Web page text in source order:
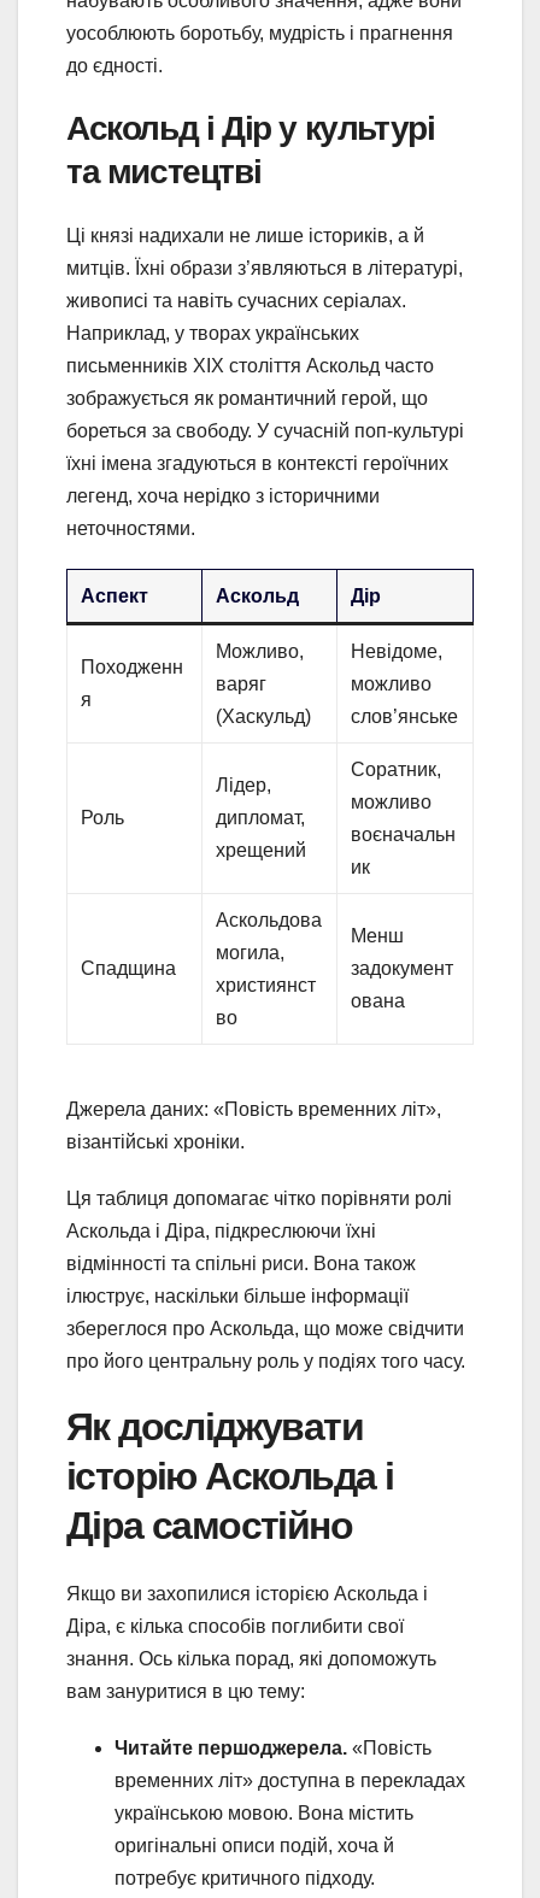
уособлюють боротьбу, мудрість і прагнення
до єдності.
Аскольд і Дір у культурі
та мистецтві
Ці князі надихали не лише істориків, а й
митців. Їхні образи з’являються в літературі,
живописі та навіть сучасних серіалах.
Наприклад, у творах українських
письменників XIX століття Аскольд часто
зображується як романтичний герой, що
бореться за свободу. У сучасній поп-культурі
їхні імена згадуються в контексті героїчних
легенд, хоча нерідко з історичними
неточностями.
Аспект Аскольд Дір
Походженн
я
Можливо,
варяг
(Хаскульд)
Невідоме,
можливо
слов’янське
Роль
Лідер,
дипломат,
хрещений
Соратник,
можливо
воєначальн
ик
Спадщина
Аскольдова
могила,
християнст
во
Менш
задокумент
ована
Джерела даних: «Повість временних літ»,
візантійські хроніки.
Ця таблиця допомагає чітко порівняти ролі
Аскольда і Діра, підкреслюючи їхні
відмінності та спільні риси. Вона також
ілюструє, наскільки більше інформації
збереглося про Аскольда, що може свідчити
про його центральну роль у подіях того часу.
Як досліджувати
історію Аскольда і
Діра самостійно
Якщо ви захопилися історією Аскольда і
Діра, є кілька способів поглибити свої
знання. Ось кілька порад, які допоможуть
вам зануритися в цю тему:
Читайте першоджерела. «Повість
временних літ» доступна в перекладах
українською мовою. Вона містить
оригінальні описи подій, хоча й
потребує критичного підходу.